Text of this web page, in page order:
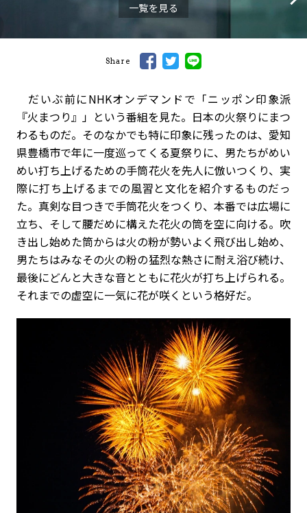
一覧を見る
Share
だいぶ前にNHKオンデマンドで「ニッポン印象派
『火まつり』」という番組を見た。日本の火祭りにまつ
わるものだ。そのなかでも特に印象に残ったのは、愛知
県豊橋市で年に一度巡ってくる夏祭りに、男たちがめい
めい打ち上げるための手筒花火を先人に倣いつくり、実
際に打ち上げるまでの風習と文化を紹介するものだっ
た。真剣な目つきで手筒花火をつくり、本番では広場に
立ち、そして腰だめに構えた花火の筒を空に向ける。吹
き出し始めた筒からは火の粉が勢いよく飛び出し始め、
男たちはみなその火の粉の猛烈な熱さに耐え浴び続け、
最後にどんと大きな音とともに花火が打ち上げられる。
それまでの虚空に一気に花が咲くという格好だ。